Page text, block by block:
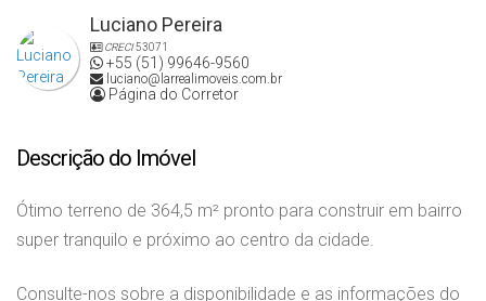
Luciano Pereira
CRECI53071
+55 (51) 99646-9560
luciano@larrealimoveis.com.br
Página do Corretor
Descrição do Imóvel
Ótimo terreno de 364,5 m² pronto para construir em bairro
super tranquilo e próximo ao centro da cidade.
Consulte-nos sobre a disponibilidade e as informações do